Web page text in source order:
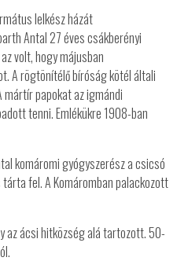
lelkész házát
Antal 27 éves csákberényi
volt, hogy májusban
A rögtönítélő bíróság kötél általi
mártír papokat az igmándi
tenni. Emlékükre 1908-ban
komáromi gyógyszerész a csicsó
fel. A Komáromban palackozott
az ácsi hitközség alá tartozott. 50-